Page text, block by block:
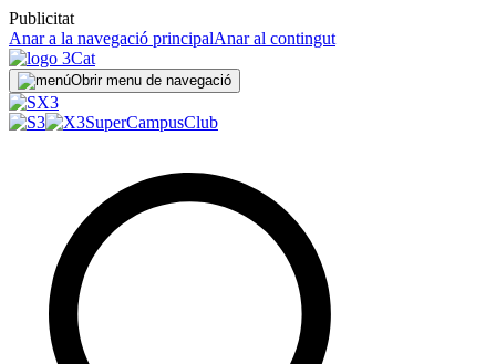
Publicitat
Anar a la navegació principalAnar al contingut
Obrir menu de navegació
SuperCampusClub